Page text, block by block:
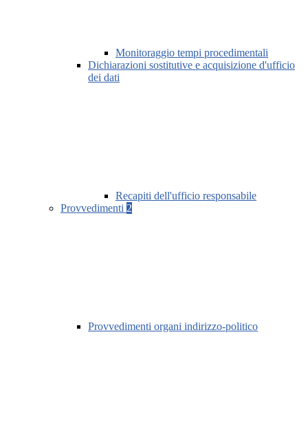
Monitoraggio tempi procedimentali
Dichiarazioni sostitutive e acquisizione d'ufficio
dei dati
Recapiti dell'ufficio responsabile
Provvedimenti 2
Provvedimenti organi indirizzo-politico